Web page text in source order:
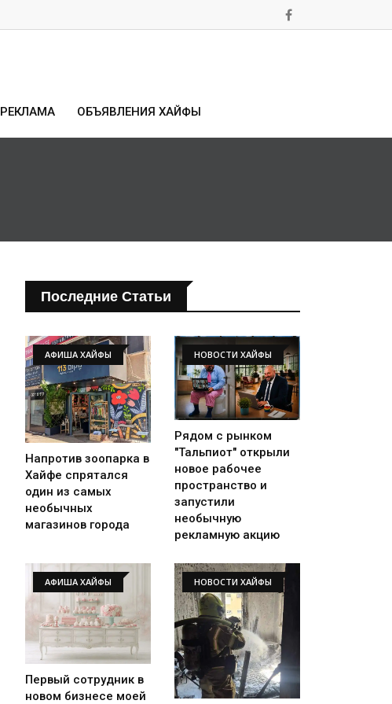
РЕКЛАМА ОБЪЯВЛЕНИЯ ХАЙФЫ
Последние Статьи
АФИША ХАЙФЫ
Напротив зоопарка в
Хайфе спрятался
один из самых
необычных
магазинов города
НОВОСТИ ХАЙФЫ
Рядом с рынком
"Тальпиот" открыли
новое рабочее
пространство и
запустили
необычную
рекламную акцию
АФИША ХАЙФЫ
Первый сотрудник в
новом бизнесе моей
НОВОСТИ ХАЙФЫ